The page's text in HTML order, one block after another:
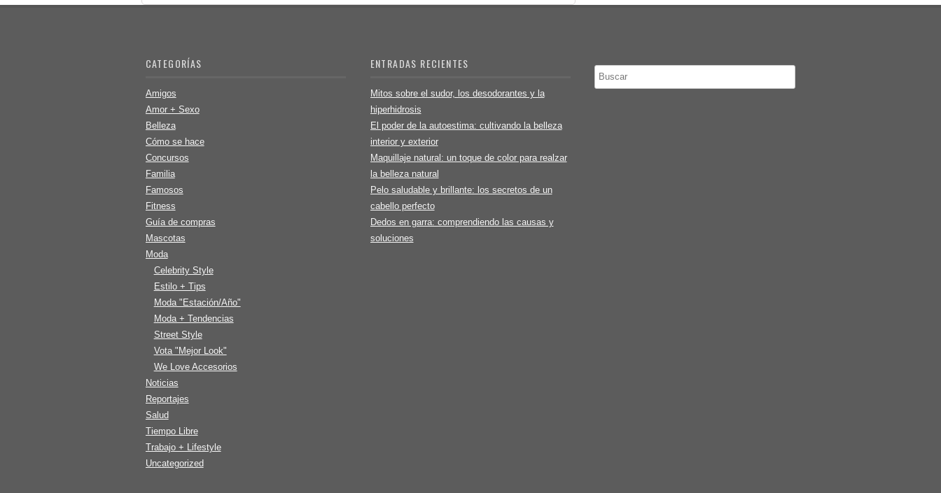
CATEGORÍAS
Amigos
Amor + Sexo
Belleza
Cómo se hace
Concursos
Familia
Famosos
Fitness
Guía de compras
Mascotas
Moda
Celebrity Style
Estilo + Tips
Moda "Estación/Año"
Moda + Tendencias
Street Style
Vota "Mejor Look"
We Love Accesorios
Noticias
Reportajes
Salud
Tiempo Libre
Trabajo + Lifestyle
Uncategorized
ENTRADAS RECIENTES
Mitos sobre el sudor, los desodorantes y la
hiperhidrosis
El poder de la autoestima: cultivando la belleza
interior y exterior
Maquillaje natural: un toque de color para realzar
la belleza natural
Pelo saludable y brillante: los secretos de un
cabello perfecto
Dedos en garra: comprendiendo las causas y
soluciones
Buscar